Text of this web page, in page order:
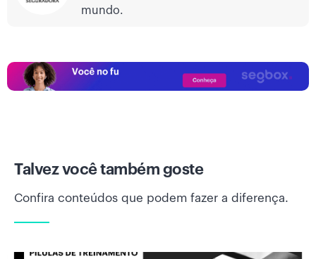
mundo.
Talvez você também goste
Confira conteúdos que podem fazer a diferença.